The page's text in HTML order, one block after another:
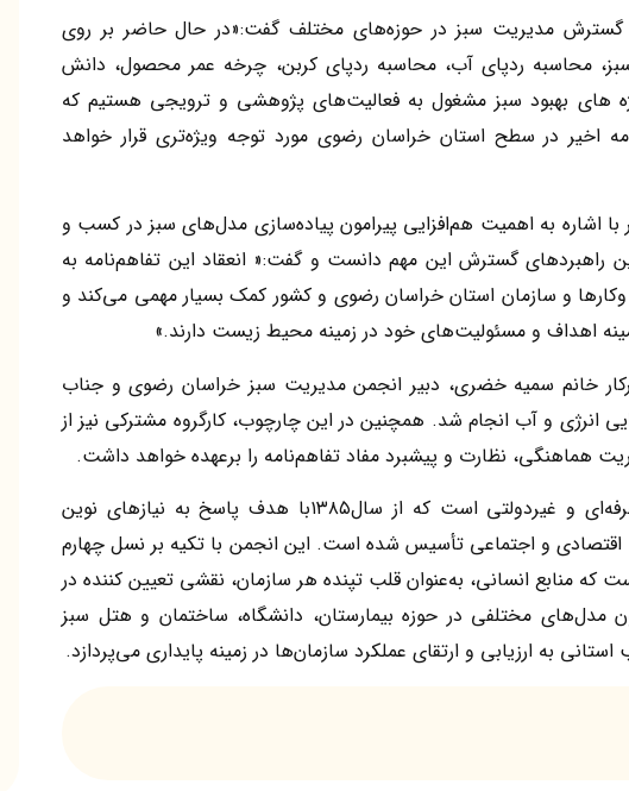
گسترش مدیریت سبز در حوزه‌های مختلف گفت:«در حال حاضر بر روی
محاسبه ردپای آب، محاسبه ردپای کربن، چرخه عمر محصول، دانش
های بهبود سبز مشغول به فعالیت‌های پژوهشی و ترویجی هستیم که
اخیر در سطح استان خراسان رضوی مورد توجه ویژه‌تری قرار خواهد
با اشاره به اهمیت هم‌افزایی پیرامون پیاده‌سازی مدل‌های سبز در کسب و
راهبردهای گسترش این مهم دانست و گفت:« انعقاد این تفاهم‌نامه به
و سازمان استان خراسان رضوی و کشور کمک بسیار مهمی می‌کند و
اهداف و مسئولیت‌های خود در زمینه محیط زیست دارند.»
خانم سمیه خضری، دبیر انجمن مدیریت سبز خراسان رضوی و جناب
انرژی و آب انجام شد. همچنین در این چارچوب، کارگروه مشترکی نیز از
هماهنگی، نظارت و پیشبرد مفاد تفاهم‌نامه را برعهده خواهد داشت.
انجمن مدیریت سبز ایران، نهادی علمی، حرفه‌ای و غیردولتی است که از سال۱۳۸۵با هدف پاسخ به نیازهای نوین
و اجتماعی تأسیس شده است. این انجمن با تکیه بر نسل چهارم
منابع انسانی، به‌عنوان قلب تپنده هر سازمان، نقشی تعیین کننده در
مدل‌های مختلفی در حوزه بیمارستان، دانشگاه، ساختمان و هتل سبز
به ارزیابی و ارتقای عملکرد سازمان‌ها در زمینه پایداری می‌پردازد.